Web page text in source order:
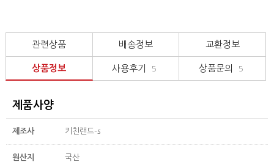
관련상품 배송정보 교환정보
상품정보 사용후기 5 상품문의 5
제품사양
제조사 키친랜드-s
원산지 국산